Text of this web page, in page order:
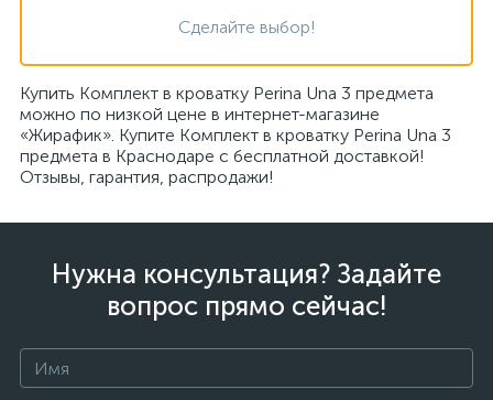
Сделайте выбор!
Купить Комплект в кроватку Perina Una 3 предмета
можно по низкой цене в интернет-магазине
«Жирафик». Купите Комплект в кроватку Perina Una 3
предмета в Краснодаре с бесплатной доставкой!
Отзывы, гарантия, распродажи!
Нужна консультация? Задайте
вопрос прямо сейчас!